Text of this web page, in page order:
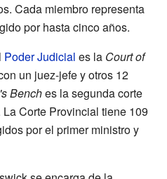
Cada miembro representa
por hasta cinco años.
Poder Judicial es la Court of
un juez-jefe y otros 12
Benches la segunda corte
Corte Provincial tiene 109
por el primer ministro y